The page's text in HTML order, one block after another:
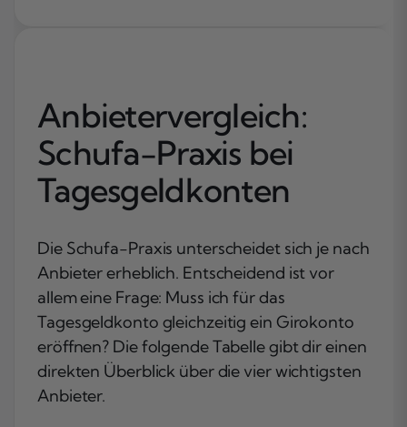
Anbietervergleich:
Schufa-Praxis bei
Tagesgeldkonten
Die Schufa-Praxis unterscheidet sich je nach
Anbieter erheblich. Entscheidend ist vor
allem eine Frage: Muss ich für das
Tagesgeldkonto gleichzeitig ein Girokonto
eröffnen? Die folgende Tabelle gibt dir einen
direkten Überblick über die vier wichtigsten
Anbieter.